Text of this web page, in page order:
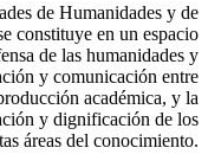
de Humanidades y de
constituye en un espacio
de las humanidades y
y comunicación entre
académica, y la
y dignificación de los
áreas del conocimiento.